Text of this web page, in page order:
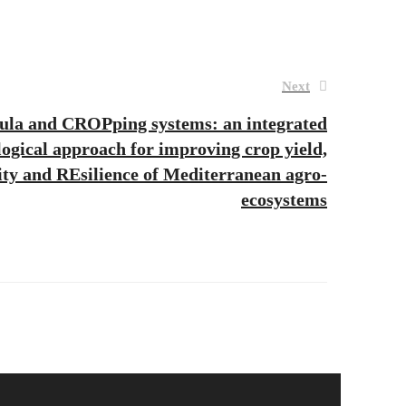
Next
and CROPping systems: an integrated
approach for improving crop yield,
and REsilience of Mediterranean agro-
ecosystems